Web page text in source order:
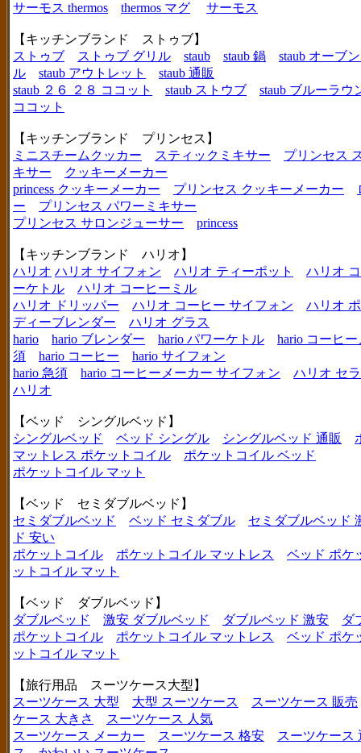
サーモス thermos
thermos マグ サーモス
【キッチンブランド ストゥブ】
ストゥブ
ストゥブ グリル staub staub 鍋
staub オーブ
ル
staub アウトレット
staub 通販
staub ２６ ２８ ココット
staub ストウブ
staub ブルーラウ
ココット
【キッチンブランド プリンセス】
ミニスチームクッカー
スティックミキサー
プリンセス
キサー
クッキーメーカー
princess クッキーメーカー
プリンセス クッキーメーカー
ー
プリンセス パワーミキサー
プリンセス サロンジューサー
princess
【キッチンブランド ハリオ】
ハリオ ハリオ サイフォン ハリオ ティーポット
ハリオ
ーケトル
ハリオ コーヒーミル
ハリオ ドリッパー
ハリオ コーヒー サイフォン
ハリオ
ディーブレンダー
ハリオ グラス
hario
hario ブレンダー hario パワーケトル
hario コーヒ
須
hario コーヒー
hario サイフォン
hario 急須
hario コーヒーメーカー サイフォン
ハリオ セ
ハリオ
【ベッド シングルベッド】
シングルベッド
ベッド シングル シングルベッド 通販
マットレス ポケットコイル
ポケットコイル ベッド
ポケットコイル マット
【ベッド セミダブルベッド】
セミダブルベッド
ベッド セミダブル
セミダブルベッド
ド 安い
ポケットコイル
ポケットコイル マットレス
ベッド ポケ
ットコイル マット
【ベッド ダブルベッド】
ダブルベッド
激安 ダブルベッド ダブルベッド 激安
ダ
ポケットコイル
ポケットコイル マットレス
ベッド ポケ
ットコイル マット
【旅行用品 スーツケース大型】
スーツケース 大型
大型 スーツケース
スーツケース 販売
ケース 大きさ
スーツケース 人気
スーツケース メーカー
スーツケース 格安
スーツケース